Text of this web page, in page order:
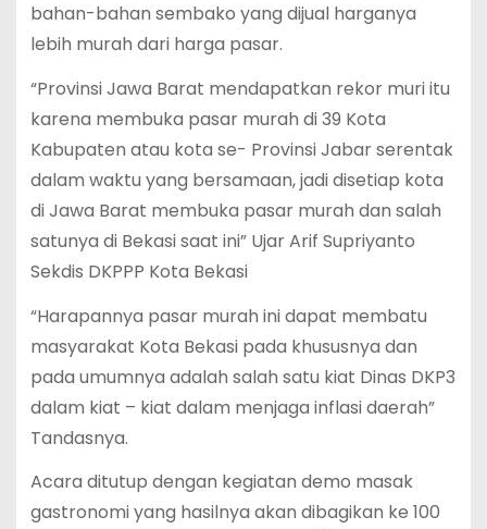
bahan-bahan sembako yang dijual harganya
lebih murah dari harga pasar.
“Provinsi Jawa Barat mendapatkan rekor muri itu
karena membuka pasar murah di 39 Kota
Kabupaten atau kota se- Provinsi Jabar serentak
dalam waktu yang bersamaan, jadi disetiap kota
di Jawa Barat membuka pasar murah dan salah
satunya di Bekasi saat ini” Ujar Arif Supriyanto
Sekdis DKPPP Kota Bekasi
“Harapannya pasar murah ini dapat membatu
masyarakat Kota Bekasi pada khususnya dan
pada umumnya adalah salah satu kiat Dinas DKP3
dalam kiat – kiat dalam menjaga inflasi daerah”
Tandasnya.
Acara ditutup dengan kegiatan demo masak
gastronomi yang hasilnya akan dibagikan ke 100